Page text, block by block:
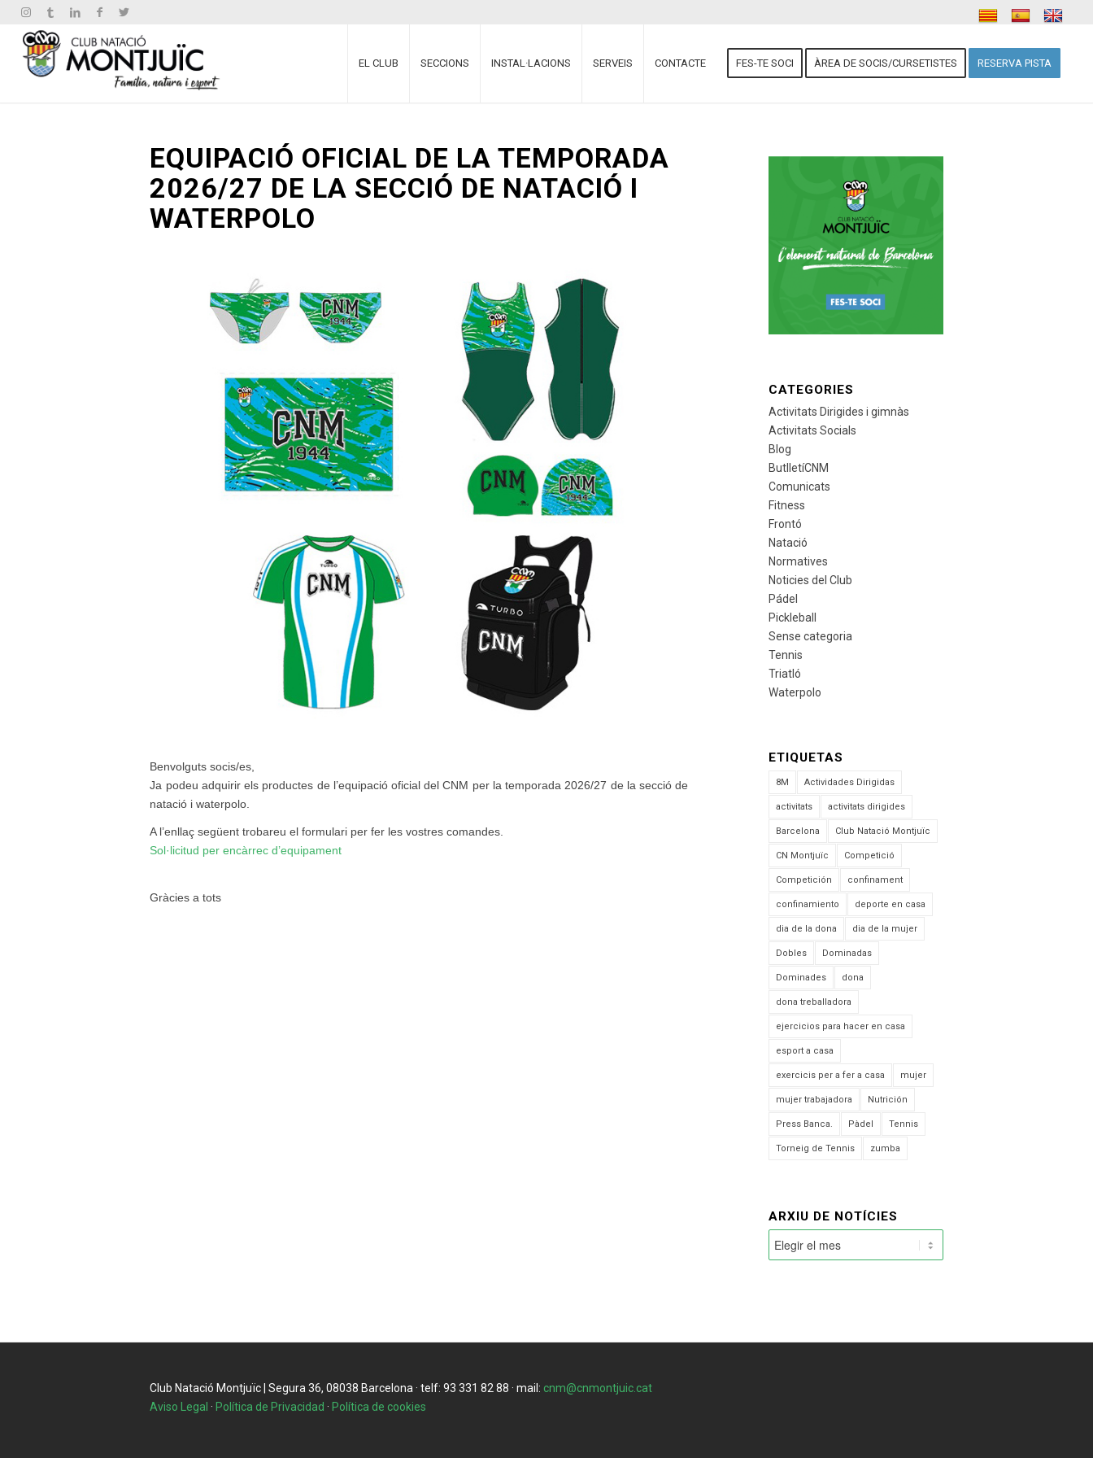
EL CLUB SECCIONS INSTAL·LACIONS SERVEIS CONTACTE FES-TE SOCI ÀREA DE SOCIS/CURSETISTES RESERVA PISTA
EQUIPACIÓ OFICIAL DE LA TEMPORADA
2026/27 DE LA SECCIÓ DE NATACIÓ I
WATERPOLO
Benvolguts socis/es,
Ja podeu adquirir els productes de l’equipació oficial del CNM per la temporada 2026/27 de la secció de
natació i waterpolo.
A l’enllaç següent trobareu el formulari per fer les vostres comandes.
Sol·licitud per encàrrec d’equipament
Gràcies a tots
CATEGORIES
Activitats Dirigides i gimnàs
Activitats Socials
Blog
ButlletíCNM
Comunicats
Fitness
Frontó
Natació
Normatives
Noticies del Club
Pádel
Pickleball
Sense categoria
Tennis
Triatló
Waterpolo
ETIQUETAS
8M Actividades Dirigidas
activitats activitats dirigides
Barcelona Club Natació Montjuïc
CN Montjuïc Competició
Competición confinament
confinamiento deporte en casa
dia de la dona dia de la mujer
Dobles Dominadas
Dominades dona
dona treballadora
ejercicios para hacer en casa
esport a casa
exercicis per a fer a casa mujer
mujer trabajadora Nutrición
Press Banca. Pàdel Tennis
Torneig de Tennis zumba
ARXIU DE NOTÍCIES
Club Natació Montjuïc | Segura 36, 08038 Barcelona · telf: 93 331 82 88 · mail: cnm@cnmontjuic.cat
Aviso Legal ·Política de Privacidad ·Política de cookies